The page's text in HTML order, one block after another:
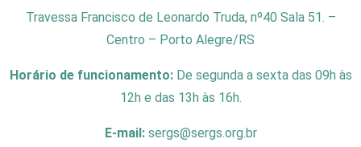
Travessa Francisco de Leonardo Truda, nº40 Sala 51. –
Centro – Porto Alegre/RS
Horário de funcionamento: De segunda a sexta das 09h às
12h e das 13h às 16h.
E-mail: sergs@sergs.org.br